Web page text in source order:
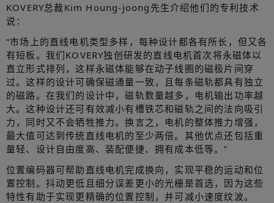
KOVERY总裁Kim Houng-joong先生介绍他们的专利技术
说：
“市场上的直线电机类型多样，每种设计都各有所长，但又各
有短板。我们KOVERY独创研发的直线电机首次将永磁体以
直立形式排列，这样永磁体能够在动子线圈的磁极片间穿
过。这样的设计可确保磁通量一致，且每条磁轨都具有独立
的磁路。在我们的设计中，磁轨数量越多，电机输出功率越
大。这种设计还可有效减小有槽铁芯和磁轨之间的法向吸引
力，同时又不会牺牲推力。换言之，电机的整体推力增强，
最大值可达到传统直线电机的至少两倍。其他优点还包括重
量轻、设计自由度高、装配便捷、拥有成本低等。”
位置编码器可帮助直线电机完成换向，实现平稳的运动和位
置控制。抖动更低且细分误差更小的光栅是首选，因为这些
特性有助于实现更精确的位置控制，并可减小速度纹波。